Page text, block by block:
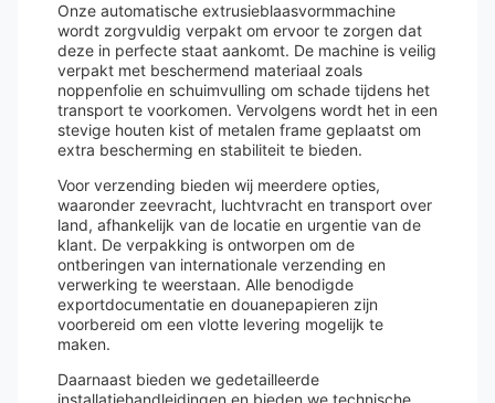
Onze automatische extrusieblaasvormmachine
wordt zorgvuldig verpakt om ervoor te zorgen dat
deze in perfecte staat aankomt. De machine is veilig
verpakt met beschermend materiaal zoals
noppenfolie en schuimvulling om schade tijdens het
transport te voorkomen. Vervolgens wordt het in een
stevige houten kist of metalen frame geplaatst om
extra bescherming en stabiliteit te bieden.
Voor verzending bieden wij meerdere opties,
waaronder zeevracht, luchtvracht en transport over
land, afhankelijk van de locatie en urgentie van de
klant. De verpakking is ontworpen om de
ontberingen van internationale verzending en
verwerking te weerstaan. Alle benodigde
exportdocumentatie en douanepapieren zijn
voorbereid om een ​​vlotte levering mogelijk te
maken.
Daarnaast bieden we gedetailleerde
installatiehandleidingen en bieden we technische